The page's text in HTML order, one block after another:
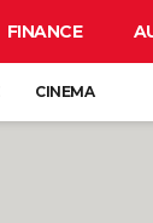
FINANCE
CINEMA